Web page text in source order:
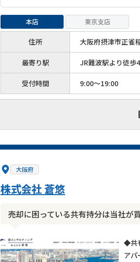
本店 東京支店
住所 大阪府摂津市正雀
最寄り駅 JR難波駅より徒歩
受付時間 9:00～19:00
大阪府
株式会社 蒼悠
売却に困っている共有持分は当社が
◆共
アパ